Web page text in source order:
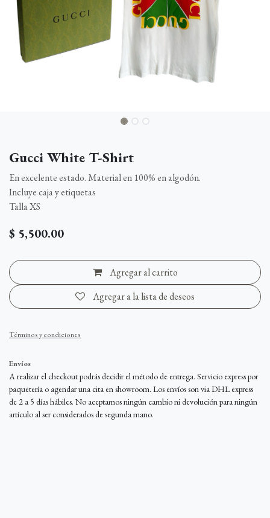
Gucci White T-Shirt
En excelente estado. Material en 100% en algodón.
Incluye caja y etiquetas
Talla XS
$ 5,500.00
Agregar al carrito
Agregar a la lista de deseos
Términos y condiciones
Envíos
A realizar el checkout podrás decidir el método de entrega. Servicio express por
paquetería o agendar una cita en showroom. Los envíos son via DHL express
de 2 a 5 días hábiles. No aceptamos ningún cambio ni devolución para ningún
artículo al ser considerados de segunda mano.